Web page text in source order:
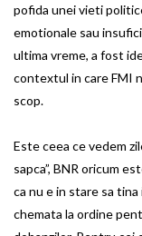
pofida unei vieti
emotionale sau
ultima vreme, a fost
contextul in care FMI
scop.
Este ceea ce vedem
sapca”, BNR oricum
ca nu e in stare sa
chemata la ordine